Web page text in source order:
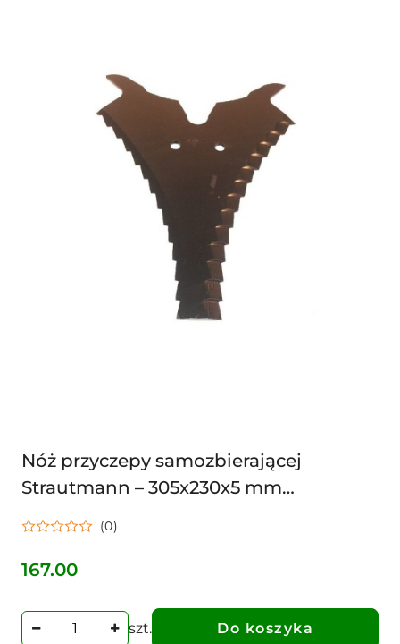
Nóż przyczepy samozbierającej
Strautmann – 305x230x5 mm
(50436501)
(0)
Cena:
167.00
szt. Do koszyka